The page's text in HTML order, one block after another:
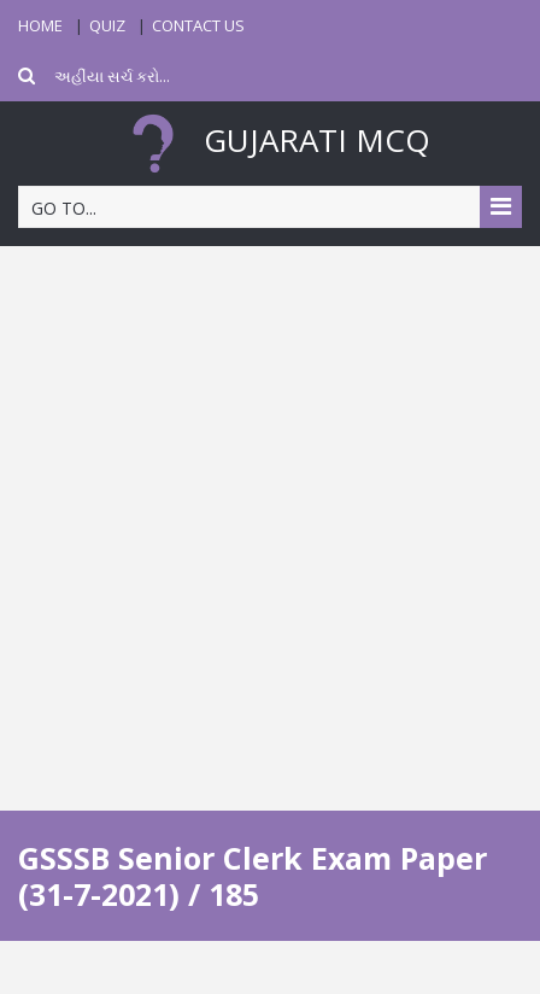
HOME QUIZ CONTACT US
GUJARATI MCQ
GO TO...
GSSSB Senior Clerk Exam Paper
(31-7-2021) / 185